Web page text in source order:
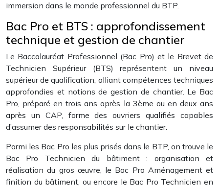
immersion dans le monde professionnel du BTP.
Bac Pro et BTS : approfondissement
technique et gestion de chantier
Le Baccalauréat Professionnel (Bac Pro) et le Brevet de
Technicien Supérieur (BTS) représentent un niveau
supérieur de qualification, alliant compétences techniques
approfondies et notions de gestion de chantier. Le Bac
Pro, préparé en trois ans après la 3ème ou en deux ans
après un CAP, forme des ouvriers qualifiés capables
d’assumer des responsabilités sur le chantier.
Parmi les Bac Pro les plus prisés dans le BTP, on trouve le
Bac Pro Technicien du bâtiment : organisation et
réalisation du gros œuvre, le Bac Pro Aménagement et
finition du bâtiment, ou encore le Bac Pro Technicien en